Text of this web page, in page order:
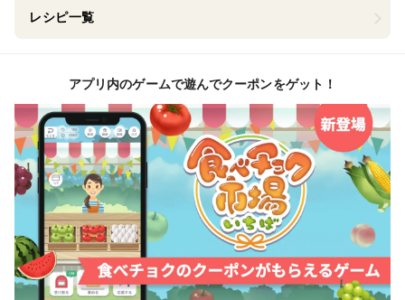
レシピ一覧
アプリ内のゲームで遊んでクーポンをゲット！